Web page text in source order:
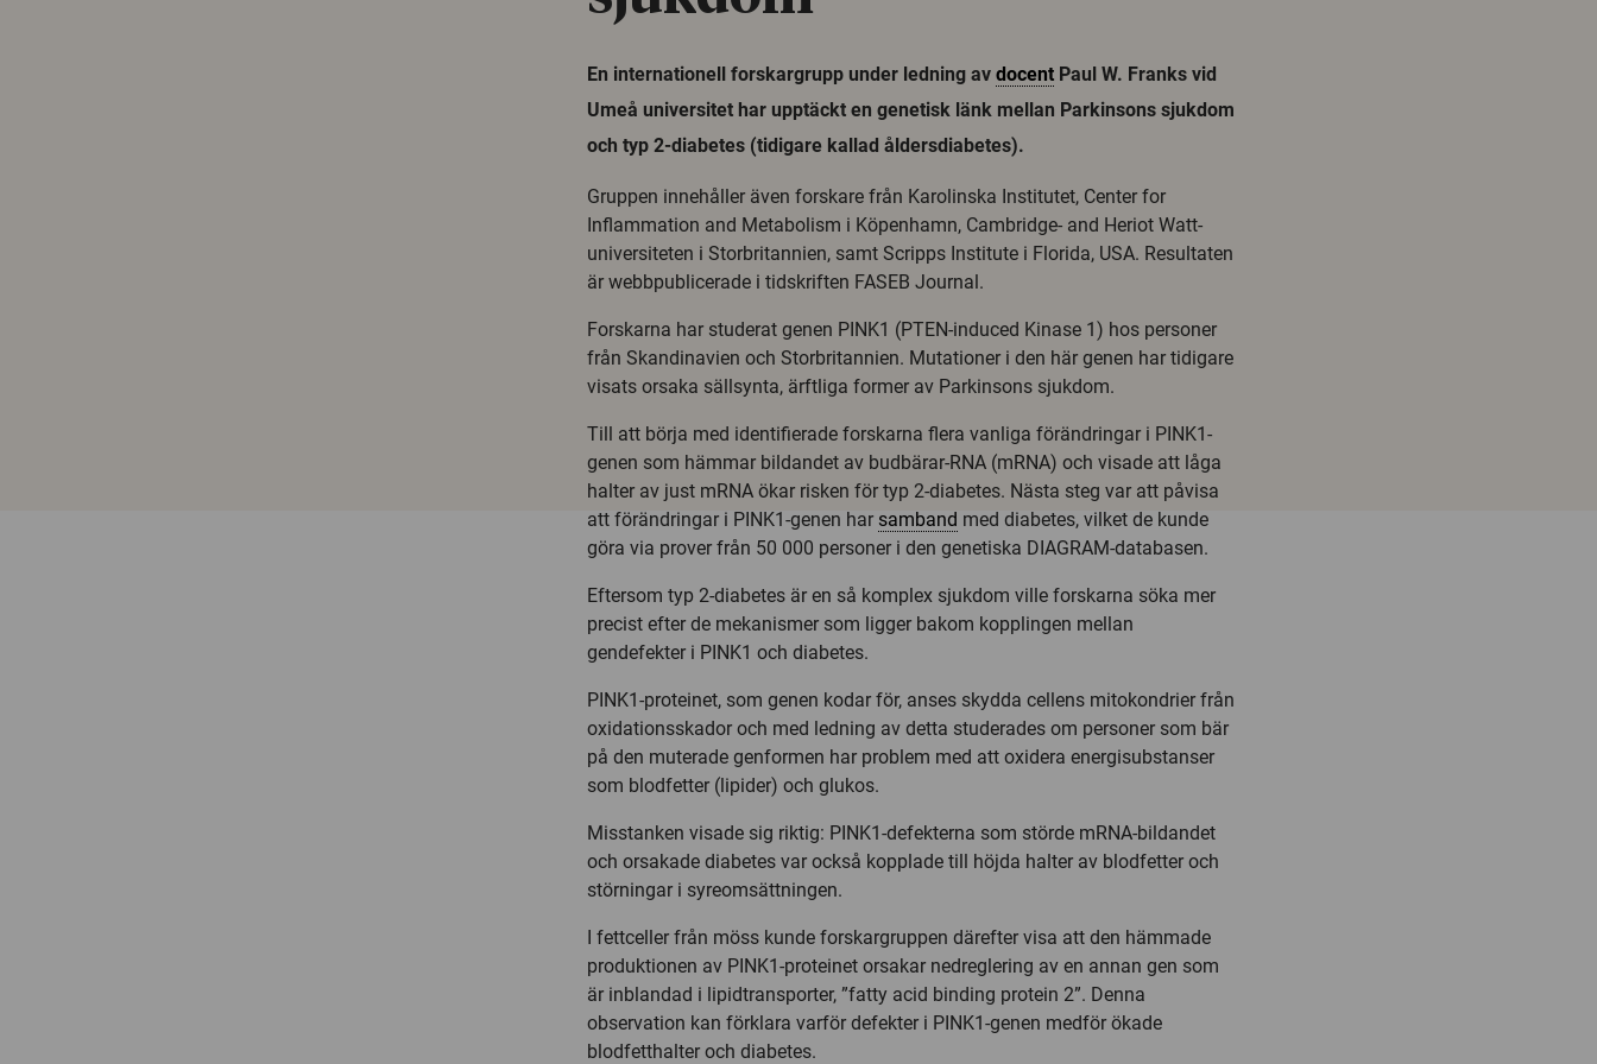
En internationell forskargrupp under ledning av docent Paul W. Franks vid
Umeå universitet har upptäckt en genetisk länk mellan Parkinsons sjukdom
och typ 2-diabetes (tidigare kallad åldersdiabetes).
Gruppen innehåller även forskare från Karolinska Institutet, Center for
Inflammation and Metabolism i Köpenhamn, Cambridge- and Heriot Watt-
universiteten i Storbritannien, samt Scripps Institute i Florida, USA. Resultaten
är webbpublicerade i tidskriften FASEB Journal.
Forskarna har studerat genen PINK1 (PTEN-induced Kinase 1) hos personer
från Skandinavien och Storbritannien. Mutationer i den här genen har tidigare
visats orsaka sällsynta, ärftliga former av Parkinsons sjukdom.
Till att börja med identifierade forskarna flera vanliga förändringar i PINK1-
genen som hämmar bildandet av budbärar-RNA (mRNA) och visade att låga
halter av just mRNA ökar risken för typ 2-diabetes. Nästa steg var att påvisa
att förändringar i PINK1-genen har samband med diabetes, vilket de kunde
göra via prover från 50 000 personer i den genetiska DIAGRAM-databasen.
Eftersom typ 2-diabetes är en så komplex sjukdom ville forskarna söka mer
precist efter de mekanismer som ligger bakom kopplingen mellan
gendefekter i PINK1 och diabetes.
PINK1-proteinet, som genen kodar för, anses skydda cellens mitokondrier från
oxidationsskador och med ledning av detta studerades om personer som bär
på den muterade genformen har problem med att oxidera energisubstanser
som blodfetter (lipider) och glukos.
Misstanken visade sig riktig: PINK1-defekterna som störde mRNA-bildandet
och orsakade diabetes var också kopplade till höjda halter av blodfetter och
störningar i syreomsättningen.
I fettceller från möss kunde forskargruppen därefter visa att den hämmade
produktionen av PINK1-proteinet orsakar nedreglering av en annan gen som
är inblandad i lipidtransporter, ”fatty acid binding protein 2”. Denna
observation kan förklara varför defekter i PINK1-genen medför ökade
blodfetthalter och diabetes.